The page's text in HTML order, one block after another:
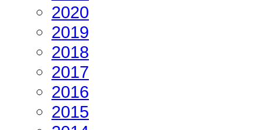
2020
2019
2018
2017
2016
2015